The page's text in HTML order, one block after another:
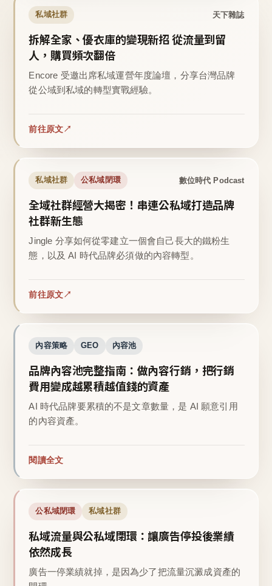
私域社群 天下雜誌
拆解全家、優衣庫的變現新招 從流量到留
人，購買頻次翻倍
Encore 受邀出席私域運營年度論壇，分享台灣品牌
從公域到私域的轉型實戰經驗。
前往原文
私域社群 公私域閉環 數位時代 Podcast
全域社群經營大揭密！串連公私域打造品牌
社群新生態
Jingle 分享如何從零建立一個會自己長大的鐵粉生
態，以及 AI 時代品牌必須做的內容轉型。
前往原文
內容策略 GEO 內容池
品牌內容池完整指南：做內容行銷，把行銷
費用變成越累積越值錢的資產
AI 時代品牌要累積的不是文章數量，是 AI 願意引用
的內容資產。
閱讀全文
公私域閉環 私域社群
私域流量與公私域閉環：讓廣告停投後業績
依然成長
廣告一停業績就掉，是因為少了把流量沉澱成資產的